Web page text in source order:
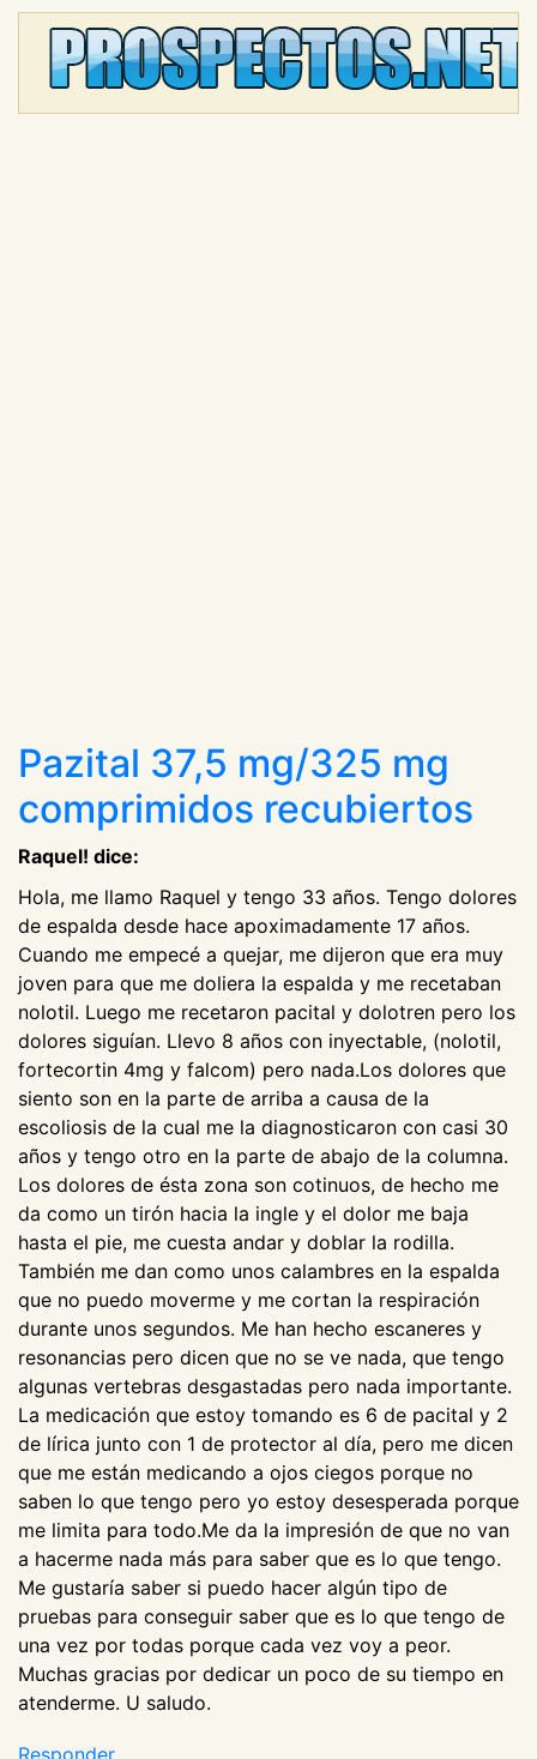
Pazital 37,5 mg/325 mg
comprimidos recubiertos
Raquel! dice:
Hola, me llamo Raquel y tengo 33 años. Tengo dolores
de espalda desde hace apoximadamente 17 años.
Cuando me empecé a quejar, me dijeron que era muy
joven para que me doliera la espalda y me recetaban
nolotil. Luego me recetaron pacital y dolotren pero los
dolores siguían. Llevo 8 años con inyectable, (nolotil,
fortecortin 4mg y falcom) pero nada.Los dolores que
siento son en la parte de arriba a causa de la
escoliosis de la cual me la diagnosticaron con casi 30
años y tengo otro en la parte de abajo de la columna.
Los dolores de ésta zona son cotinuos, de hecho me
da como un tirón hacia la ingle y el dolor me baja
hasta el pie, me cuesta andar y doblar la rodilla.
También me dan como unos calambres en la espalda
que no puedo moverme y me cortan la respiración
durante unos segundos. Me han hecho escaneres y
resonancias pero dicen que no se ve nada, que tengo
algunas vertebras desgastadas pero nada importante.
La medicación que estoy tomando es 6 de pacital y 2
de lírica junto con 1 de protector al día, pero me dicen
que me están medicando a ojos ciegos porque no
saben lo que tengo pero yo estoy desesperada porque
me limita para todo.Me da la impresión de que no van
a hacerme nada más para saber que es lo que tengo.
Me gustaría saber si puedo hacer algún tipo de
pruebas para conseguir saber que es lo que tengo de
una vez por todas porque cada vez voy a peor.
Muchas gracias por dedicar un poco de su tiempo en
atenderme. U saludo.
Responder